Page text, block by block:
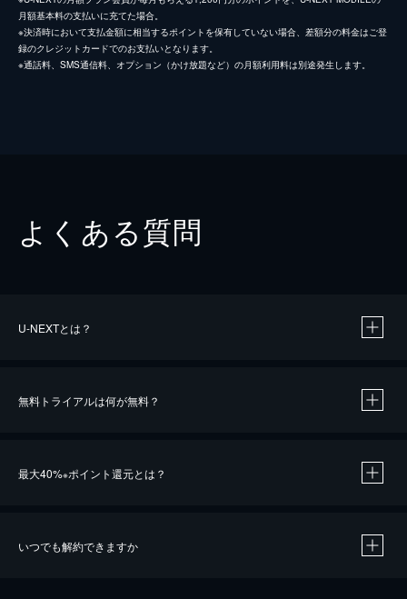
月額基本料の支払いに充てた場合。
※決済時において支払金額に相当するポイントを保有していない場合、差額分の料金はご登
録のクレジットカードでのお支払いとなります。
※通話料、SMS通信料、オプション（かけ放題など）の月額利用料は別途発生します。
よくある質問
U-NEXTとは？
無料トライアルは何が無料？
最大40%※ポイント還元とは？
いつでも解約できますか